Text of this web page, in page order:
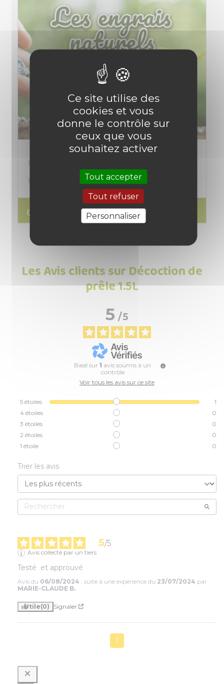
Engrais naturels, organiques ou bio pour
potager, jardin, arbres et plantes
search Lire l'article
Les Avis clients sur Décoction de
prêle 1.5L
5/5
Basé sur 1 avis soumis à un
contrôle
Voir tous les avis sur ce site
5 étoiles
1
4 étoiles
0
3 étoiles
0
2 étoiles
0
1 étoile 0
Trier les avis
5/5
Avis collecté par un tiers
Testé  et approuvé
Avis du 06/08/2024 , suite à une expérience du 23/07/2024 par
MARIE-CLAUDE B.
Utile(0) Signaler
1
Ce site utilise des
cookies et vous
donne le contrôle sur
ceux que vous
souhaitez activer
Tout accepter
Tout refuser
Personnaliser